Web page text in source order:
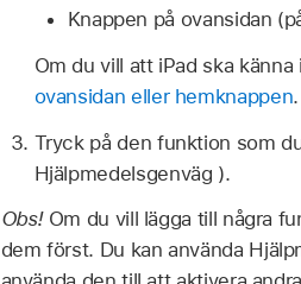
Knappen på ovansidan
Om du vill att iPad ska
ovansidan eller hemknappen.
Tryck på den funktion som
Hjälpmedelsgenväg ).
Obs! Om du vill lägga till några
dem först. Du kan använda